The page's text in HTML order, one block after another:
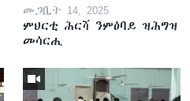
መጋቢት 14, 2025
ምህርቲ ሕርሻ ንምዕባይ ዝሕግዝ
መሳርሒ